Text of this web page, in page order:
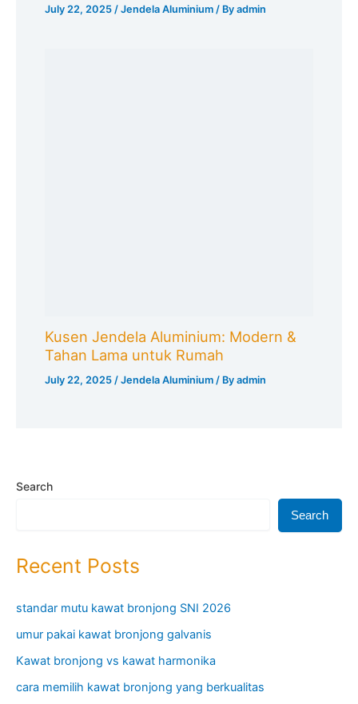
July 22, 2025/Jendela Aluminium / Byadmin
Kusen Jendela Aluminium: Modern &
Tahan Lama untuk Rumah
July 22, 2025/Jendela Aluminium / Byadmin
Search
Search
Recent Posts
standar mutu kawat bronjong SNI 2026
umur pakai kawat bronjong galvanis
Kawat bronjong vs kawat harmonika
cara memilih kawat bronjong yang berkualitas